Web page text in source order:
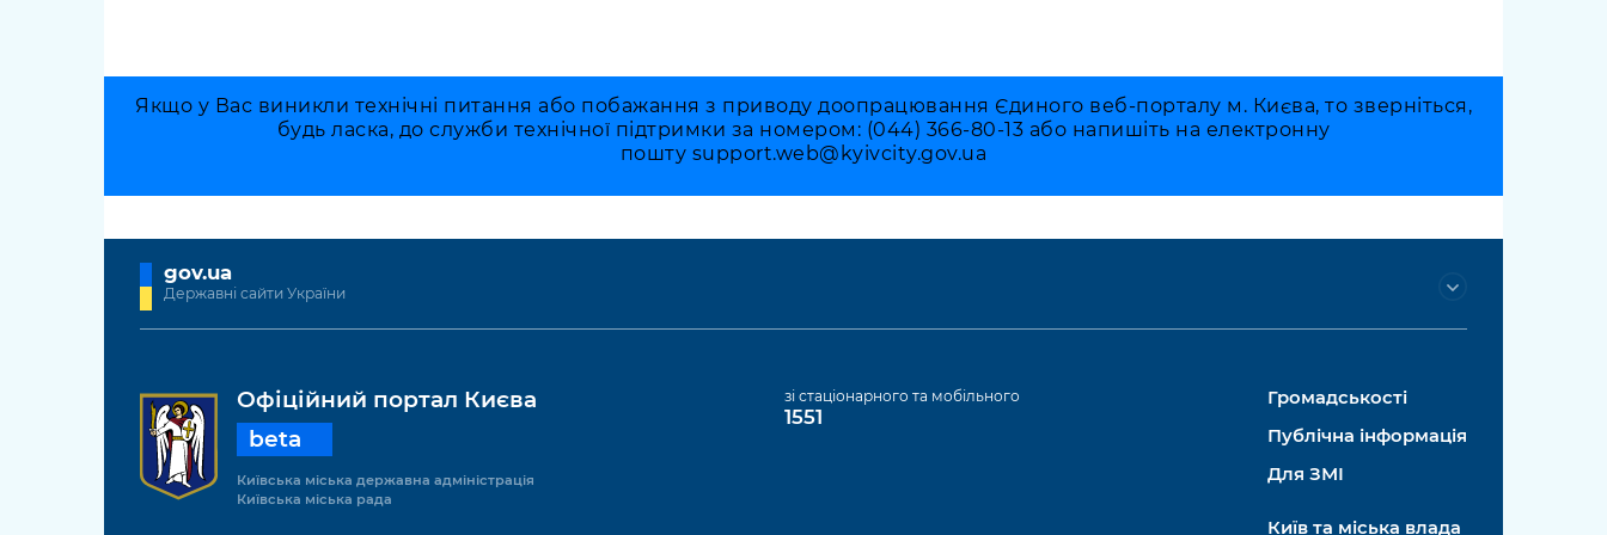
Якщо у Вас виникли технічні питання або побажання з приводу доопрацювання Єдиного веб-порталу м. Києва, то зверніться,
будь ласка, до служби технічної підтримки за номером: (044) 366-80-13 або напишіть на електронну
пошту support.web@kyivcity.gov.ua
gov.ua
Державні сайти України
Офіційний портал Києва
beta
Київська міська державна адміністрація
Київська міська рада
зі стаціонарного та мобільного
1551
Громадськості
Публічна інформація
Для ЗМІ
Київ та міська влада